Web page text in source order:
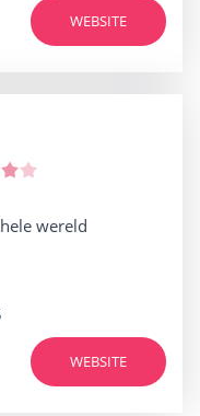
WEBSITE
wereld
WEBSITE